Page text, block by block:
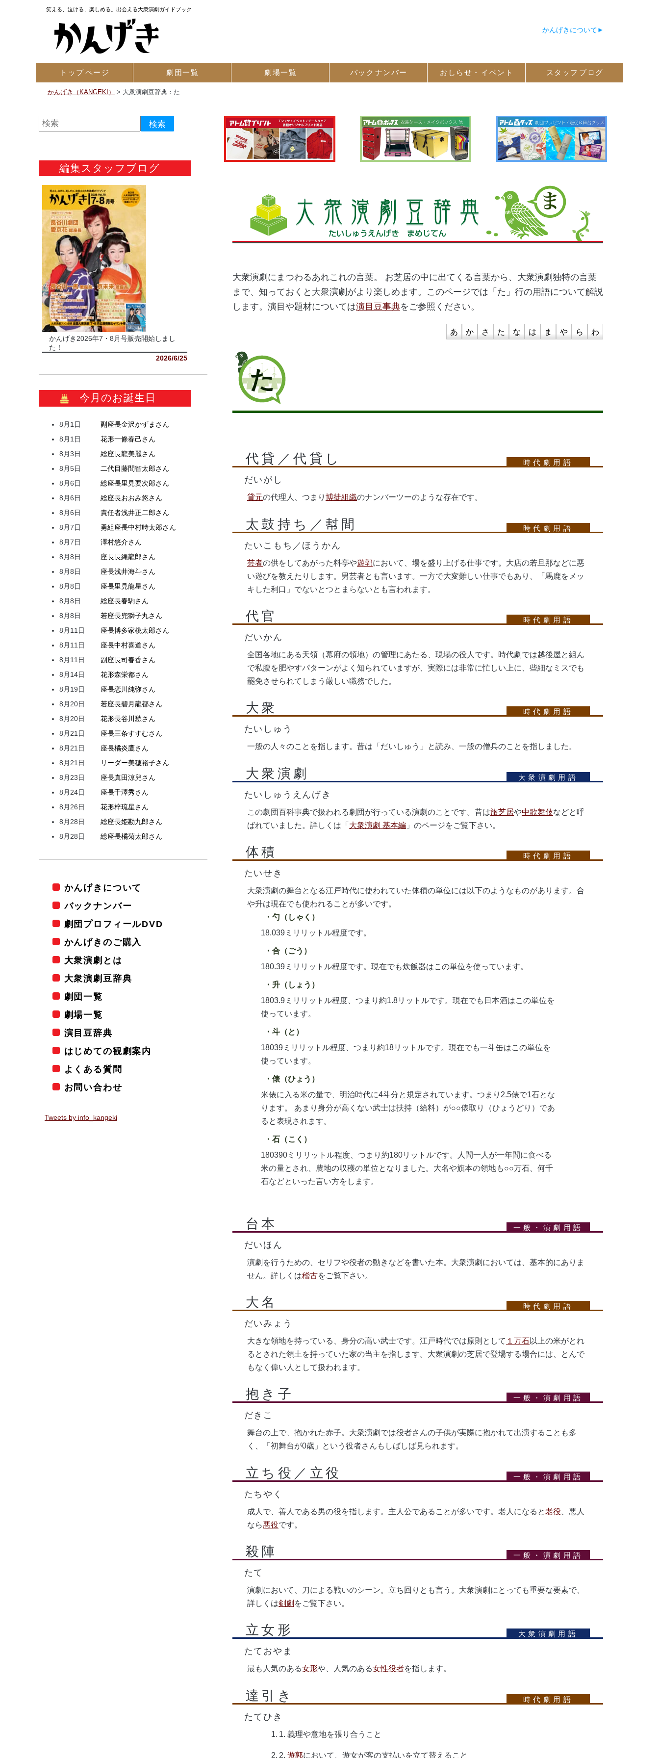
笑える、泣ける、楽しめる。出会える大衆演劇ガイドブック
かんげきについて
トップページ 劇団一覧 劇場一覧 バック ナンバー おしらせ・ イベント スタッフ ブログ
かんげき（KANGEKI） > 大衆演劇豆辞典：た
大衆演劇にまつわるあれこれの言葉。 お芝居の中に出てくる言葉から、大衆演劇独特の言葉
まで、知っておくと大衆演劇がより楽しめます。このページでは「た」行の用語について解説
します。演目や題材については演目豆事典をご参照ください。
あ か さ た な は ま や ら わ
た
代貸／代貸し
だいがし
貸元の代理人、つまり 博徒組織のナンバーツーのような存在です。
太鼓持ち／幇間
たいこもち／ほうかん
芸者の供をしてあがった料亭や遊郭において、場を盛り上げる仕事です。大店の若旦那などに悪
い遊びを教えたりします。男芸者とも言います。一方で大変難しい仕事でもあり、「馬鹿をメッ
キした利口」でないとつとまらないとも言われます。
代官
だいかん
全国各地にある天領（幕府の領地）の管理にあたる、現場の役人です。時代劇では越後屋と組ん
で私腹を肥やすパターンがよく知られていますが、実際には非常に忙しい上に、些細なミスでも
罷免させられてしまう厳しい職務でした。
大衆
たいしゅう
一般の人々のことを指します。昔は「だいしゅう」と読み、一般の僧兵のことを指しました。
大衆演劇
たいしゅうえんげき
この劇団百科事典で扱われる劇団が行っている演劇のことです。昔は旅芝居や中歌舞伎などと呼
ばれていました。詳しくは「大衆演劇 基本編 」のページをご覧下さい。
体積
たいせき
大衆演劇の舞台となる江戸時代に使われていた体積の単位には以下のようなものがあります。合
や升は現在でも使われることが多いです。
勺（しゃく）
18.039ミリリットル程度です。
合（ごう）
180.39ミリリットル程度です。現在でも炊飯器はこの単位を使っています。
升（しょう）
1803.9ミリリットル程度、つまり約1.8リットルです。現在でも日本酒はこの単位を
使っています。
斗（と）
18039ミリリットル程度、つまり約18リットルです。現在でも一斗缶はこの単位を
使っています。
俵（ひょう）
米俵に入る米の量で、明治時代に4斗分と規定されています。つまり2.5俵で1石とな
ります。 あまり身分が高くない武士は扶持（給料）が○○俵取り（ひょうどり）であ
ると表現されます。
石（こく）
180390ミリリットル程度、つまり約180リットルです。人間一人が一年間に食べる
米の量とされ、農地の収穫の単位となりました。大名や旗本の領地も○○万石、何千
石などといった言い方をします。
台本
だいほん
演劇を行うための、セリフや役者の動きなどを書いた本。大衆演劇においては、基本的にありま
せん。詳しくは稽古をご覧下さい。
大名
だいみょう
大きな領地を持っている、身分の高い武士です。江戸時代では原則として １万石以上の米がとれ
るとされた領土を持っていた家の当主を指します。大衆演劇の芝居で登場する場合には、とんで
もなく偉い人として扱われます。
抱き子
だきこ
舞台の上で、抱かれた赤子。大衆演劇では役者さんの子供が実際に抱かれて出演することも多
く、「初舞台が0歳」という役者さんもしばしば見られます。
立ち役／立役
たちやく
成人で、善人である男の役を指します。主人公であることが多いです。老人になると老役 、悪人
なら悪役です。
殺陣
たて
演劇において、刀による戦いのシーン。立ち回りとも言う。大衆演劇にとっても重要な要素で、
詳しくは剣劇をご覧下さい。
立女形
たておやま
最も人気のある女形や、人気のある女性役者を指します。
達引き
たてひき
義理や意地を張り合うこと
遊郭において、遊女が客の支払いを立て替えること
編集スタッフブログ
かんげき2026年7・8月号販売開始しまし
た！
2026/6/25
今月のお誕生日
8月1日 副座長金沢かずま さん
8月1日
花形一條春己さん
8月3日
総座長龍美麗さん
8月5日
二代目藤間智太郎さん
8月6日
総座長里見要次郎さん
8月6日
総座長おおみ悠さん
8月6日
責任者浅井正二郎さん
8月7日
勇組座長中村時太郎さん
8月7日
澤村悠介さん
8月8日
座長長縄龍郎さん
8月8日
座長浅井海斗さん
8月8日
座長里見龍星さん
8月8日
総座長春駒さん
8月8日
若座長兜獅子丸さん
8月11日
座長博多家桃太郎さん
8月11日
座長中村喜道さん
8月11日
副座長司春香さん
8月14日
花形森栄都さん
8月19日
座長恋川 純弥さん
8月20日
若座長碧月龍都さん
8月20日
花形長谷川 愁さん
8月21日
座長三条すすむさん
8月21日
座長橘炎鷹さん
8月21日
リーダー美穂裕子さん
8月23日
座長真田涼兒さん
8月24日
座長千澤秀さん
8月26日
花形梓琉星さん
8月28日
総座長姫勘九郎さん
8月28日
総座長橘菊太郎さん
かんげきについて
バックナンバー
劇団プロフィールDVD
かんげきのご購入
大衆演劇とは
大衆演劇豆辞典
劇団一覧
劇場一覧
演目豆辞典
はじめての観劇案内
よくある質問
お問い合わせ
Tweets by info_kangeki